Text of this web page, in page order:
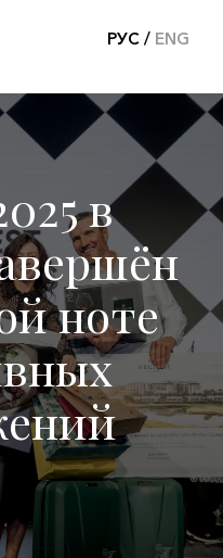
РУС ENG
в
ноте